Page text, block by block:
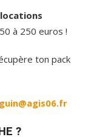
à 250 euros !
ton pack
?